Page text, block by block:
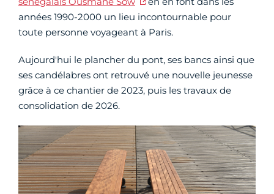
années 1990-2000 un lieu incontournable pour
toute personne voyageant à Paris.
Aujourd'hui le plancher du pont, ses bancs ainsi que
ses candélabres ont retrouvé une nouvelle jeunesse
grâce à ce chantier de 2023, puis les travaux de
consolidation de 2026.